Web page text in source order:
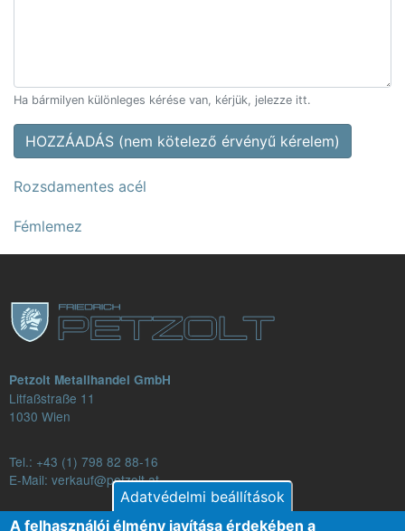
Ha bármilyen különleges kérése van, kérjük, jelezze itt.
HOZZÁADÁS (nem kötelező érvényű kérelem)
Rozsdamentes acél
Fémlemez
Petzolt Metallhandel GmbH
Litfaßstraße 11
1030 Wien
Tel.: +43 (1) 798 82 88-16
E-Mail: verkauf@petzolt.at
Adatvédelmi beállítások
A felhasználói élmény javítása érdekében a